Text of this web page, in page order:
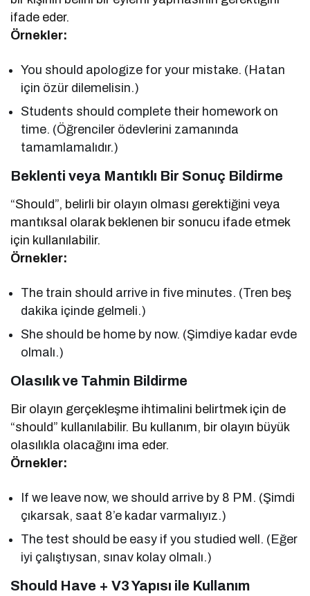
ifade eder.
Örnekler:
You should apologize for your mistake. (Hatan
için özür dilemelisin.)
Students should complete their homework on
time. (Öğrenciler ödevlerini zamanında
tamamlamalıdır.)
Beklenti veya Mantıklı Bir Sonuç Bildirme
“Should”, belirli bir olayın olması gerektiğini veya
mantıksal olarak beklenen bir sonucu ifade etmek
için kullanılabilir.
Örnekler:
The train should arrive in five minutes. (Tren beş
dakika içinde gelmeli.)
She should be home by now. (Şimdiye kadar evde
olmalı.)
Olasılık ve Tahmin Bildirme
Bir olayın gerçekleşme ihtimalini belirtmek için de
“should” kullanılabilir. Bu kullanım, bir olayın büyük
olasılıkla olacağını ima eder.
Örnekler:
If we leave now, we should arrive by 8 PM. (Şimdi
çıkarsak, saat 8’e kadar varmalıyız.)
The test should be easy if you studied well. (Eğer
iyi çalıştıysan, sınav kolay olmalı.)
Should Have + V3 Yapısı ile Kullanım